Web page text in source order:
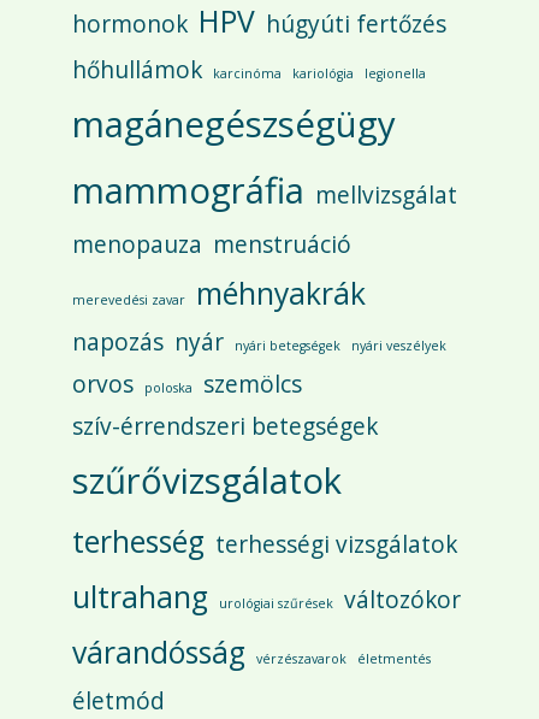
hormonok HPV húgyúti fertőzés
hőhullámok
karcinóma kariológia legionella
magánegészségügy
mammográfia mellvizsgálat
menopauza menstruáció
merevedési zavar méhnyakrák
napozás nyár nyári betegségek nyári veszélyek
orvos poloska
szemölcs
szív-érrendszeri betegségek
szűrővizsgálatok
terhesség terhességi vizsgálatok
ultrahang urológiai szűrések változókor
várandósság vérzészavarok életmentés
életmód